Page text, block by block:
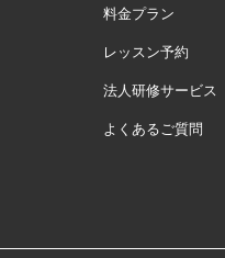
料金プラン
レッスン予約
法人研修サービス
よくあるご質問